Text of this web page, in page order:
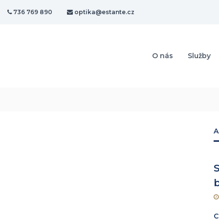
736 769 890 optika@estante.cz
O nás Služby